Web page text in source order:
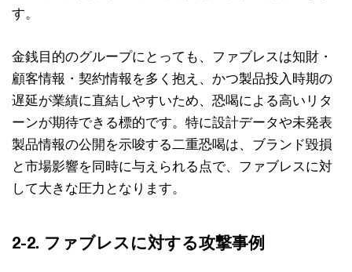
す。
金銭目的のグループにとっても、ファブレスは知財・
顧客情報・契約情報を多く抱え、かつ製品投入時期の
遅延が業績に直結しやすいため、恐喝による高いリタ
ーンが期待できる標的です。特に設計データや未発表
製品情報の公開を示唆する二重恐喝は、ブランド毀損
と市場影響を同時に与えられる点で、ファブレスに対
して大きな圧力となります。
2-2. ファブレスに対する攻撃事例